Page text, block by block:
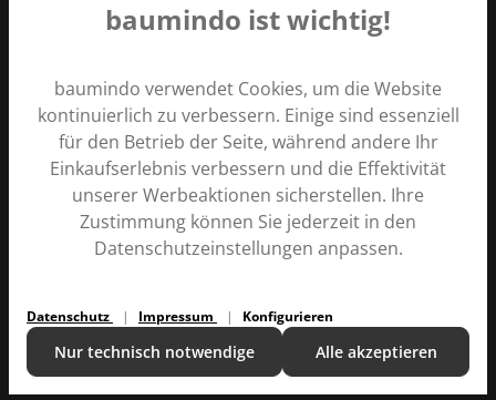
baumindo ist wichtig!
baumindo verwendet Cookies, um die Website
kontinuierlich zu verbessern. Einige sind essenziell
für den Betrieb der Seite, während andere Ihr
Einkaufserlebnis verbessern und die Effektivität
unserer Werbeaktionen sicherstellen. Ihre
Zustimmung können Sie jederzeit in den
Datenschutzeinstellungen anpassen.
Datenschutz Impressum Konfigurieren
Nur technisch notwendige Alle akzeptieren
Zahlungsarten
Alle Preise inkl. gesetzl. Mehrwertsteuer zzgl.Versandkosten
Copyright © 2024 |baumindov1.2.160
KontaktRatgeberVersand und ZahlungÜber uns